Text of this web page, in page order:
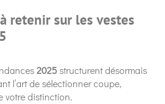
retenir sur les vestes
2025structurent désormais
l’art de sélectionner coupe,
votre distinction.